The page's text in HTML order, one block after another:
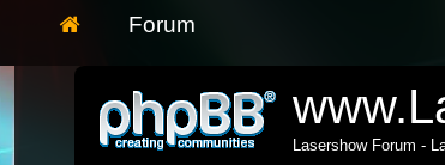
Forum
Lasershow Forum -